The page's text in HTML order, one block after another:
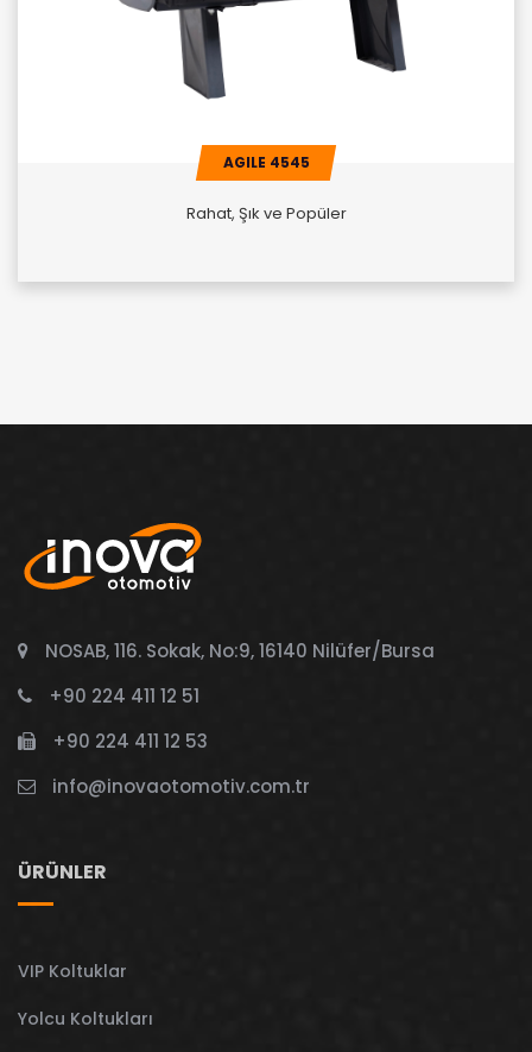
AGILE 4545
Rahat, Şık ve Popüler
NOSAB, 116. Sokak, No:9, 16140 Nilüfer/Bursa
+90 224 411 12 51
+90 224 411 12 53
info@inovaotomotiv.com.tr
ÜRÜNLER
VIP Koltuklar
Yolcu Koltukları